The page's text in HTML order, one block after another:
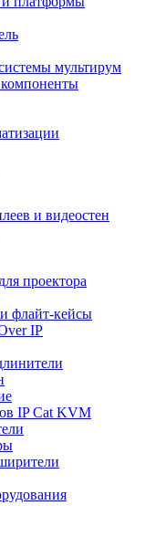
мультирум
и видеостен
проектора
флайт-кейсы
IP
IP Cat KVM